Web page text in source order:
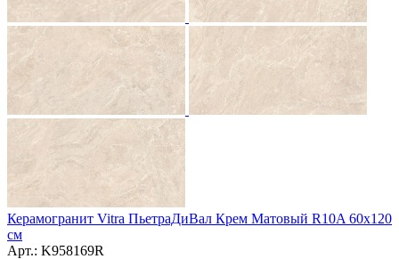
Керамогранит Vitra ПьетраДиВал Крем Матовый R10A 60x120
см
Арт.: K958169R